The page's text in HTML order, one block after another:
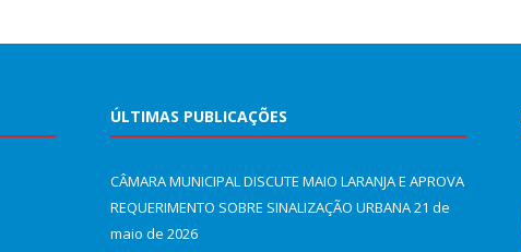
ÚLTIMAS PUBLICAÇÕES
CÂMARA MUNICIPAL DISCUTE MAIO LARANJA E APROVA
REQUERIMENTO SOBRE SINALIZAÇÃO URBANA21 de
maio de 2026